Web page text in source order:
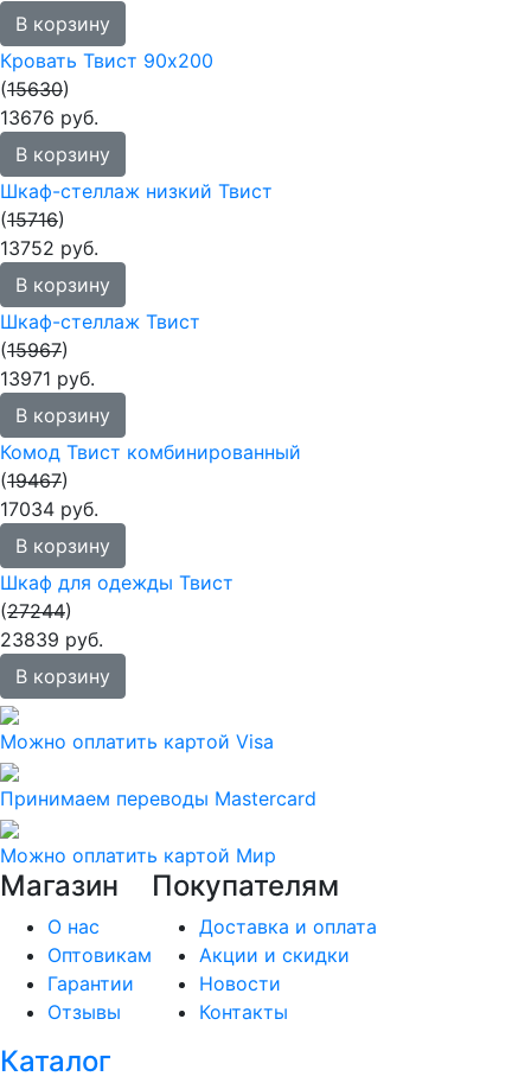
В корзину
Кровать Твист 90х200
(15630)
13676 руб.
В корзину
Шкаф-стеллаж низкий Твист
(15716)
13752 руб.
В корзину
Шкаф-стеллаж Твист
(15967)
13971 руб.
В корзину
Комод Твист комбинированный
(19467)
17034 руб.
В корзину
Шкаф для одежды Твист
(27244)
23839 руб.
В корзину
Можно оплатить картой Visa
Принимаем переводы Mastercard
Можно оплатить картой Мир
Магазин
О нас
Оптовикам
Гарантии
Отзывы
Покупателям
Доставка и оплата
Акции и скидки
Новости
Контакты
Каталог